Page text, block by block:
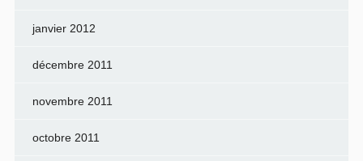
janvier 2012
décembre 2011
novembre 2011
octobre 2011